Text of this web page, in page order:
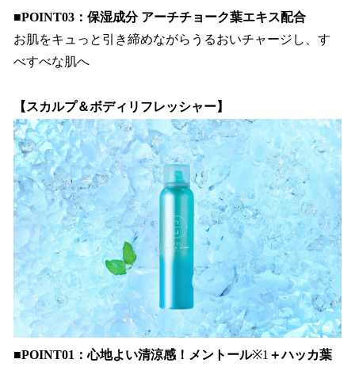
■POINT03：保湿成分 アーチチョーク葉エキス配合
お肌をキュっと引き締めながらうるおいチャージし、す
べすべな肌へ
【スカルプ＆ボディリフレッシャー】
■POINT01：心地よい清涼感！メントール※1 ＋ハッカ葉